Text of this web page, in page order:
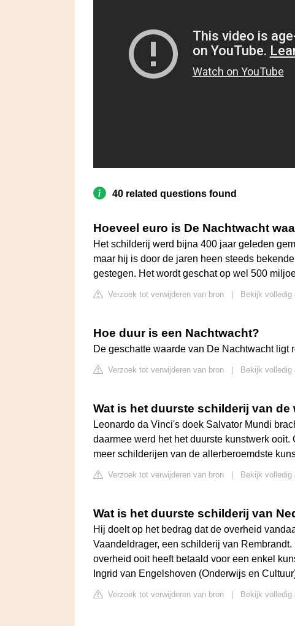
40 related questions found
Hoeveel euro is De Nachtwacht
Het schilderij werd bijna 400 jaar geleden
maar hij is door de jaren heen steeds
gestegen. Het wordt geschat op wel 500
Verzoek tot verwijderen van bron Bekijk volledig
Hoe duur is een Nachtwacht?
De geschatte waarde van De Nachtwacht ligt
Verzoek tot verwijderen van bron Bekijk volledig
Wat is het duurste schilderij van de
Leonardo da Vinci's doek Salvator Mundi
daarmee werd het het duurste kunstwerk
meer schilderijen van de allerberoemdste
Verzoek tot verwijderen van bron Bekijk volledig
Wat is het duurste schilderij van
Hij doelt op het bedrag dat de overheid
Vaandeldrager, een schilderij van
overheid ooit heeft betaald voor een enkel
Ingrid van Engelshoven (Onderwijs en
Verzoek tot verwijderen van bron Bekijk volledig